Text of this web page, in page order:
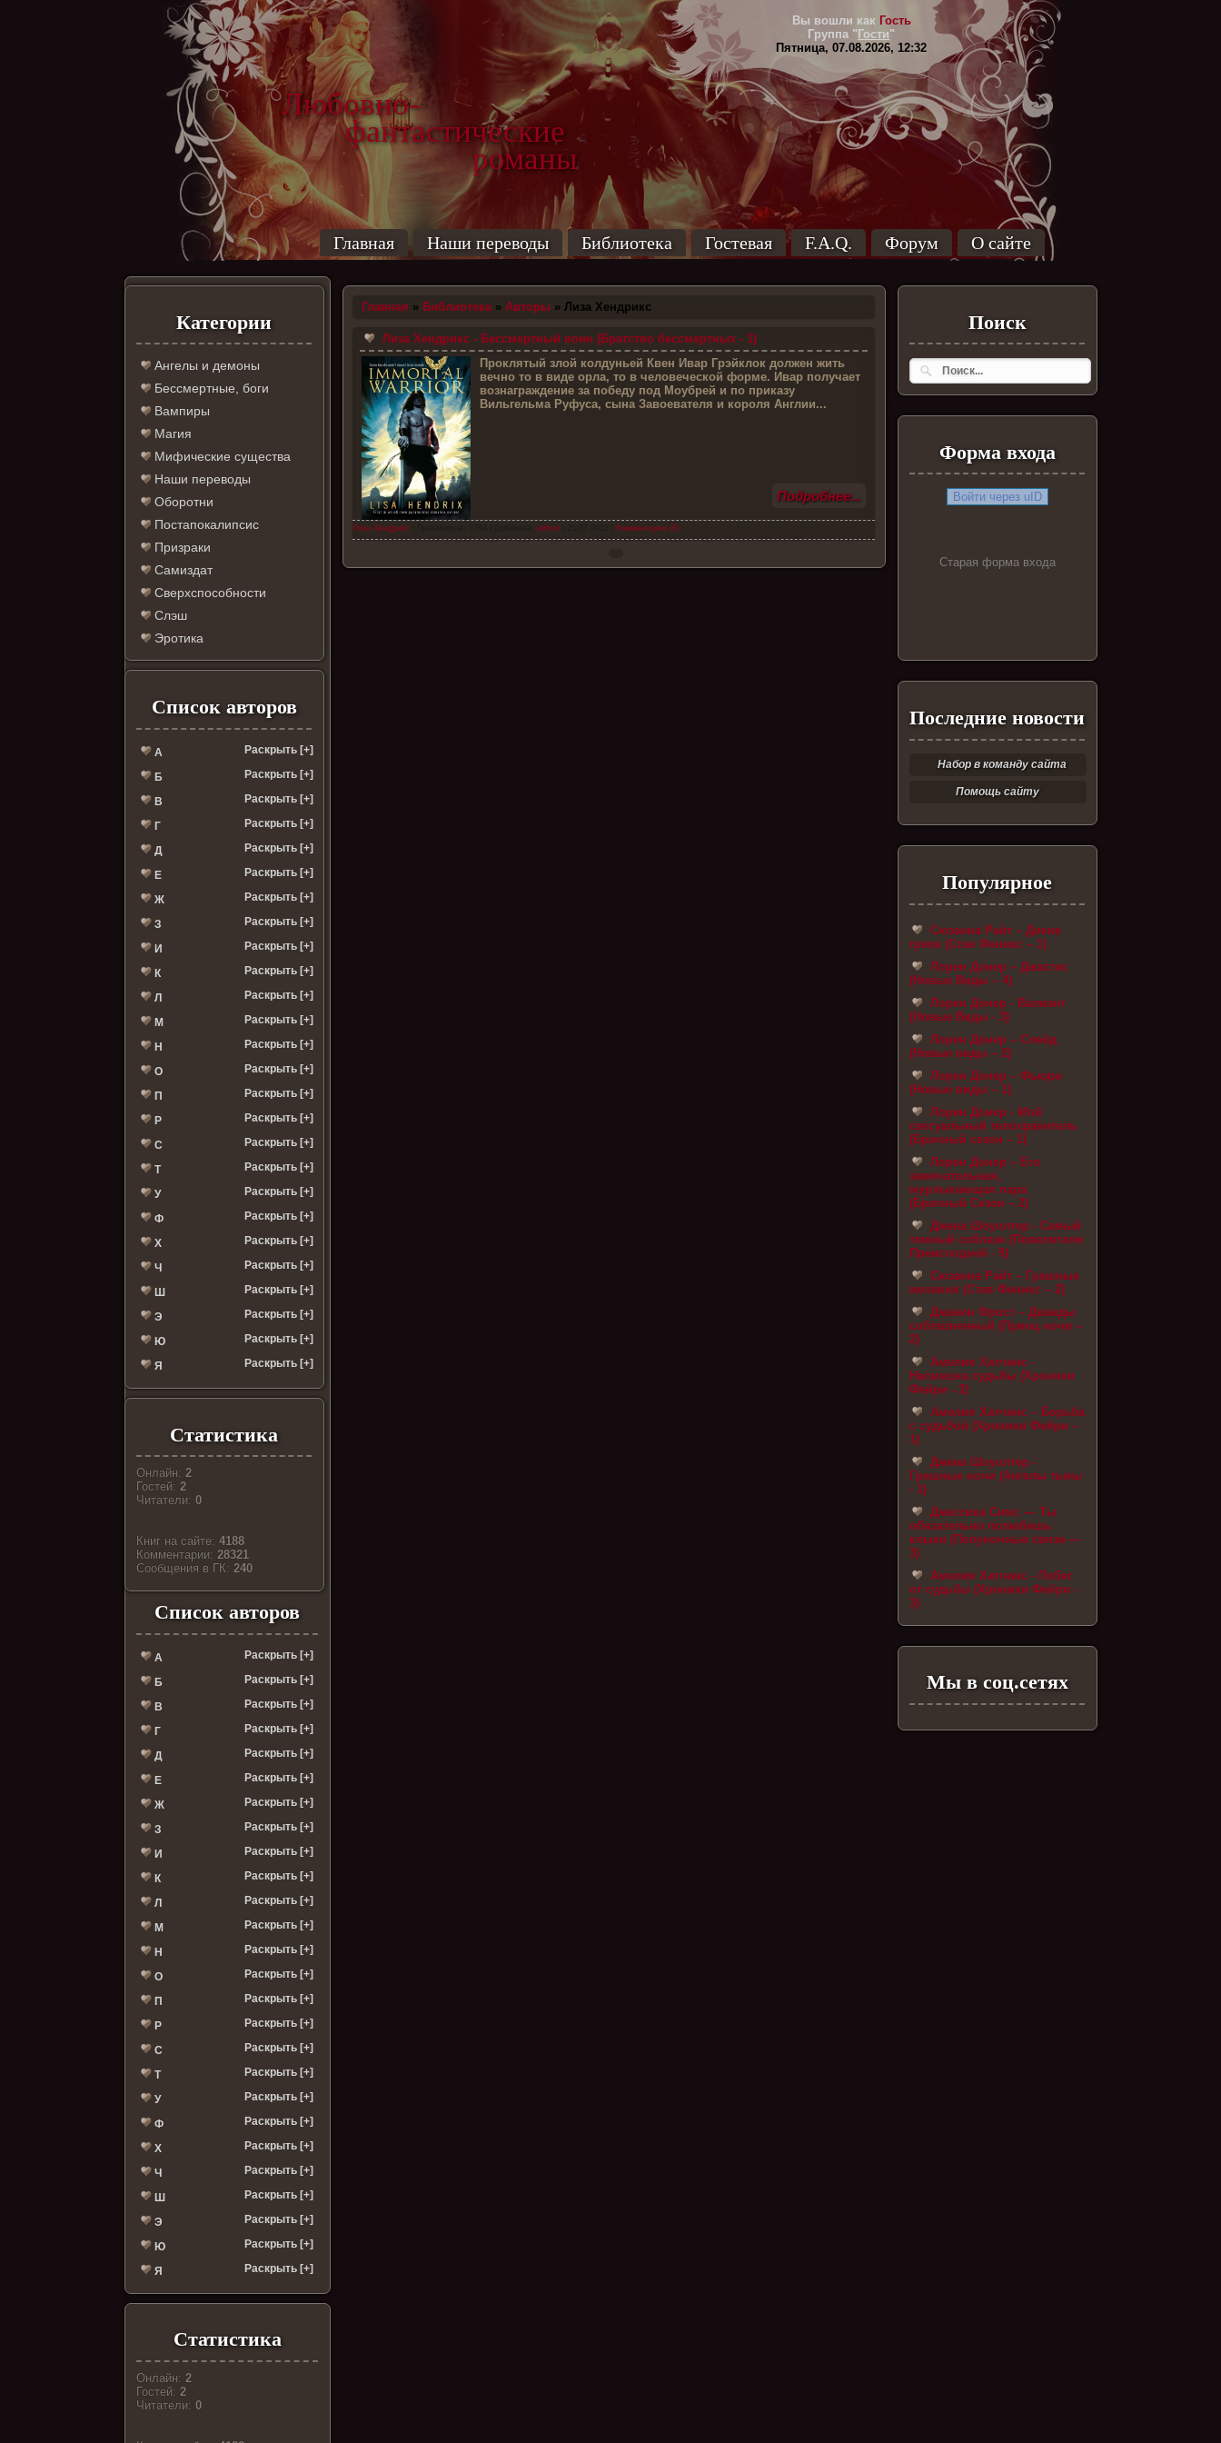
Любовно-
фантастические
романы
Вы вошли как Гость
Группа " Гости"
Пятница, 07.08.2026, 12:32
Главная Наши переводы Библиотека Гостевая F.A.Q. Форум О сайте
Категории
Ангелы и демоны
Бессмертные, боги
Вампиры
Магия
Мифические существа
Наши переводы
Оборотни
Постапокалипсис
Призраки
Самиздат
Сверхспособности
Слэш
Эротика
Список авторов
А Раскрыть [+]
Б Раскрыть [+]
В Раскрыть [+]
Г Раскрыть [+]
Д Раскрыть [+]
Е Раскрыть [+]
Ж Раскрыть [+]
З Раскрыть [+]
И Раскрыть [+]
К Раскрыть [+]
Л Раскрыть [+]
М Раскрыть [+]
Н Раскрыть [+]
О Раскрыть [+]
П Раскрыть [+]
Р Раскрыть [+]
С Раскрыть [+]
Т Раскрыть [+]
У Раскрыть [+]
Ф Раскрыть [+]
Х Раскрыть [+]
Ч Раскрыть [+]
Ш Раскрыть [+]
Э Раскрыть [+]
Ю Раскрыть [+]
Я Раскрыть [+]
Статистика
Онлайн: 2
Гостей: 2
Читатели: 0
Книг на сайте: 4188
Комментарии: 28321
Cообщения в ГК: 240
Список авторов
А Раскрыть [+]
Б Раскрыть [+]
В Раскрыть [+]
Г Раскрыть [+]
Д Раскрыть [+]
Е Раскрыть [+]
Ж Раскрыть [+]
З Раскрыть [+]
И Раскрыть [+]
К Раскрыть [+]
Л Раскрыть [+]
М Раскрыть [+]
Н Раскрыть [+]
О Раскрыть [+]
П Раскрыть [+]
Р Раскрыть [+]
С Раскрыть [+]
Т Раскрыть [+]
У Раскрыть [+]
Ф Раскрыть [+]
Х Раскрыть [+]
Ч Раскрыть [+]
Ш Раскрыть [+]
Э Раскрыть [+]
Ю Раскрыть [+]
Я Раскрыть [+]
Статистика
Онлайн: 2
Гостей: 2
Читатели: 0
Главная » Библиотека» Авторы » Лиза Хендрикс
Лиза Хендрикс - Бессмертный воин (Братство бессмертных - 1)
Проклятый злой колдуньей Квен Ивар Грэйклок должен жить
вечно то в виде орла, то в человеческой форме. Ивар получает
вознаграждение за победу под Моубрей и по приказу
Вильгельма Руфуса, сына Завоевателя и короля Англии...
Подробнее...
Лиза Хендрикс admin| Комментарии (6)
Поиск
Форма входа
Войти через uID
Старая форма входа
Последние новости
Набор в команду сайта
Помощь сайту
Популярное
Сюзанна Райт – Дикие
грехи (Стая Феникс – 1)
Лорен Донер – Джастис
(Новые Виды – 4)
Лорен Донер - Валиант
(Новые Виды - 3)
Лорен Донер – Слейд
(Новые виды – 2)
Лорен Донер – Фьюри
(Новые виды – 1)
Лорен Донер - Мой
сексуальный телохранитель
(Брачный сезон – 1)
Лорен Донер – Его
замечательная,
мурлыкающая пара
(Брачный Сезон – 2)
Джена Шоуолтер - Самый
темный соблазн (Повелители
Преисподней - 9)
Сюзанна Райт – Грешные
желания (Стая Феникс – 2)
Джанин Фрост – Дважды
соблазненный (Принц ночи –
2)
Амелия Хатчинс -
Насмешка судьбы (Хроники
Фейри - 2)
Амелия Хатчинс – Борьба
с судьбой (Хроники Фейри –
1)
Джена Шоуолтер -
Грешные ночи (Ангелы тьмы
- 1)
Джессика Симс — Ты
обязательно полюбишь
клыки (Полуночные связи —
3)
Амелия Хатчинс - Побег
от судьбы (Хроники Фейри -
3)
Мы в соц.сетях